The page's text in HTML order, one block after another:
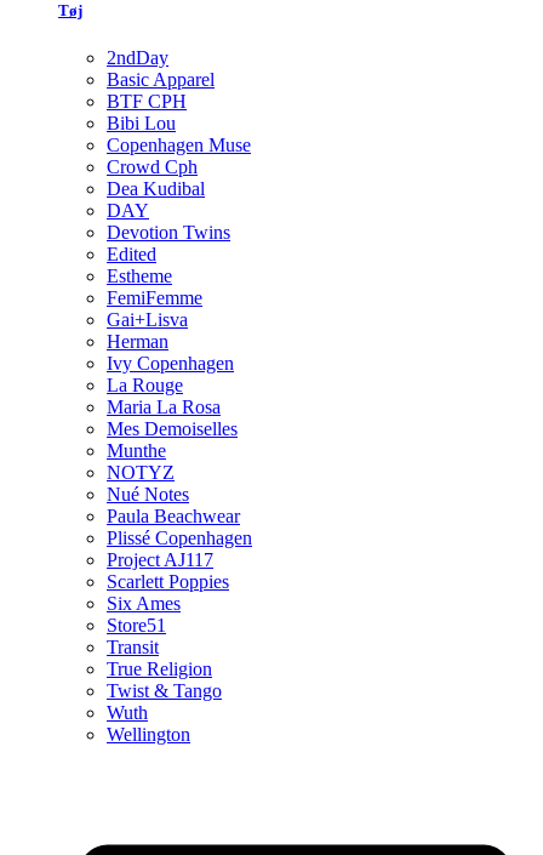
Tøj
2ndDay
Basic Apparel
BTF CPH
Bibi Lou
Copenhagen Muse
Crowd Cph
Dea Kudibal
DAY
Devotion Twins
Edited
Estheme
FemiFemme
Gai+Lisva
Herman
Ivy Copenhagen
La Rouge
Maria La Rosa
Mes Demoiselles
Munthe
NOTYZ
Nué Notes
Paula Beachwear
Plissé Copenhagen
Project AJ117
Scarlett Poppies
Six Ames
Store51
Transit
True Religion
Twist & Tango
Wuth
Wellington